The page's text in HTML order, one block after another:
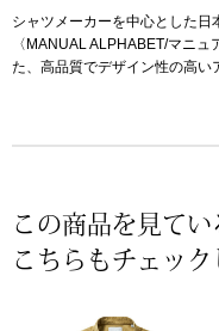
セイコー〉マウリッツハイ
シャツメーカーを中心とした
〈MANUAL ALPHABET/マニ
た、高品質でデザイン性の高い
この商品を見てい
こちらもチェック